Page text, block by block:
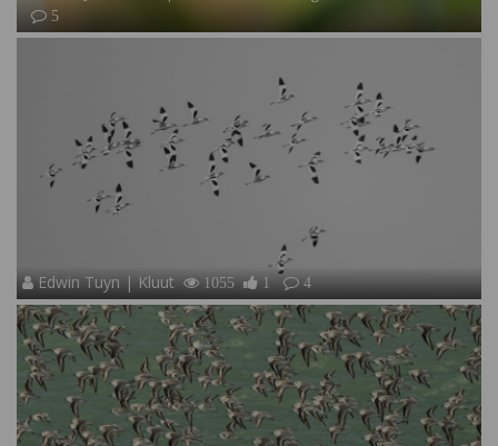
5
Edwin Tuyn | Kluut 1055 1 4